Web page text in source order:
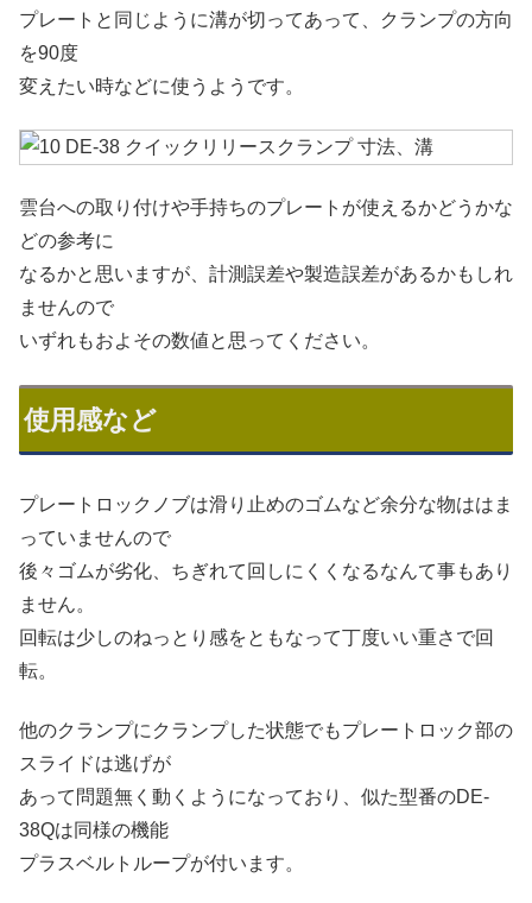
プレートと同じように溝が切ってあって、クランプの方向
を90度
変えたい時などに使うようです。
雲台への取り付けや手持ちのプレートが使えるかどうかな
どの参考に
なるかと思いますが、計測誤差や製造誤差があるかもしれ
ませんので
いずれもおよその数値と思ってください。
使用感など
プレートロックノブは滑り止めのゴムなど余分な物ははま
っていませんので
後々ゴムが劣化、ちぎれて回しにくくなるなんて事もあり
ません。
回転は少しのねっとり感をともなって丁度いい重さで回
転。
他のクランプにクランプした状態でもプレートロック部の
スライドは逃げが
あって問題無く動くようになっており、似た型番のDE-
38Qは同様の機能
プラスベルトループが付います。